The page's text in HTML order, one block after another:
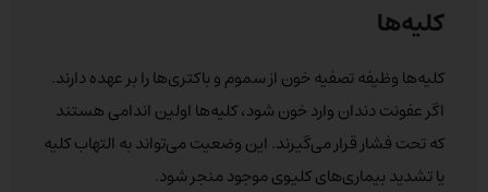
کلیه‌ها
کلیه‌ها وظیفه تصفیه خون از سموم و باکتری‌ها را بر عهده دارند.
اگر عفونت دندان وارد خون شود، کلیه‌ها اولین اندامی هستند
که تحت فشار قرار می‌گیرند. این وضعیت می‌تواند به التهاب کلیه
یا تشدید بیماری‌های کلیوی موجود منجر شود.